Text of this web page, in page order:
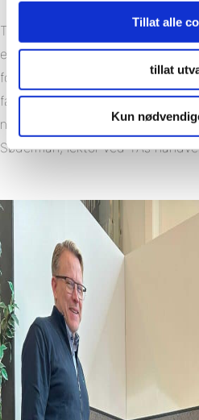
Tillat alle
tillat
Kun
Tidsbesparende montering sikrer
effektiviserer byggeprosjektet.
forsinkelser, spesielt ved store
faktorene gjør det naturlig å ha
når vi utdanner morgendagens
Søderman, lektor ved YAs